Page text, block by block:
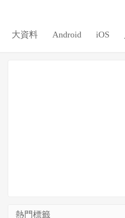
大資料 Android iOS
熱門標籤